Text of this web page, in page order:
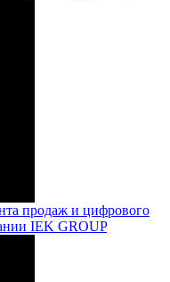
продаж и цифрового
IEK GROUP